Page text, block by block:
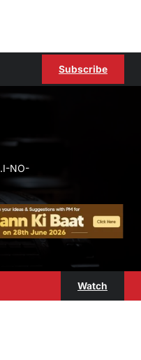
Subscribe
NO-
Watch